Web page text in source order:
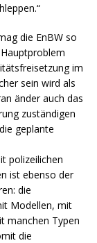
die EnBW so
im
sein wird als
änder auch das
zuständigen
geplante
polizeilichen
ist ebenso der
die
Modellen, mit
manchen Typen
die